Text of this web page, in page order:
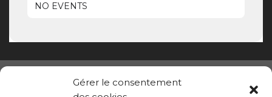
Gérer le consentement
NO EVENTS